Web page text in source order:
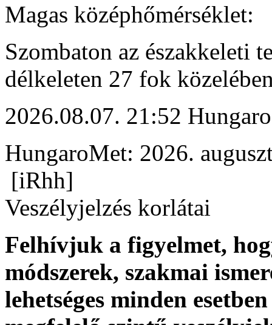
Magas középhőmérséklet:
Szombaton az északkeleti
délkeleten 27 fok
2026.08.07. 21:52
HungaroMet: 2026.
[iRhh]
Veszélyjelzés korlátai
Felhívjuk a figyelmet,
módszerek, szakmai
lehetséges minden